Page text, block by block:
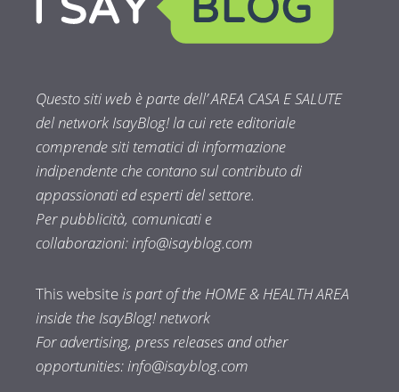
Questo siti web è parte dell’ AREA CASA E SALUTE
del network IsayBlog! la cui rete editoriale
comprende siti tematici di informazione
indipendente che contano sul contributo di
appassionati ed esperti del settore.
Per pubblicità, comunicati e
collaborazioni:info@isayblog.com
This websiteis part of the HOME & HEALTH AREA
inside the IsayBlog! network
For advertising, press releases and other
opportunities:info@isayblog.com